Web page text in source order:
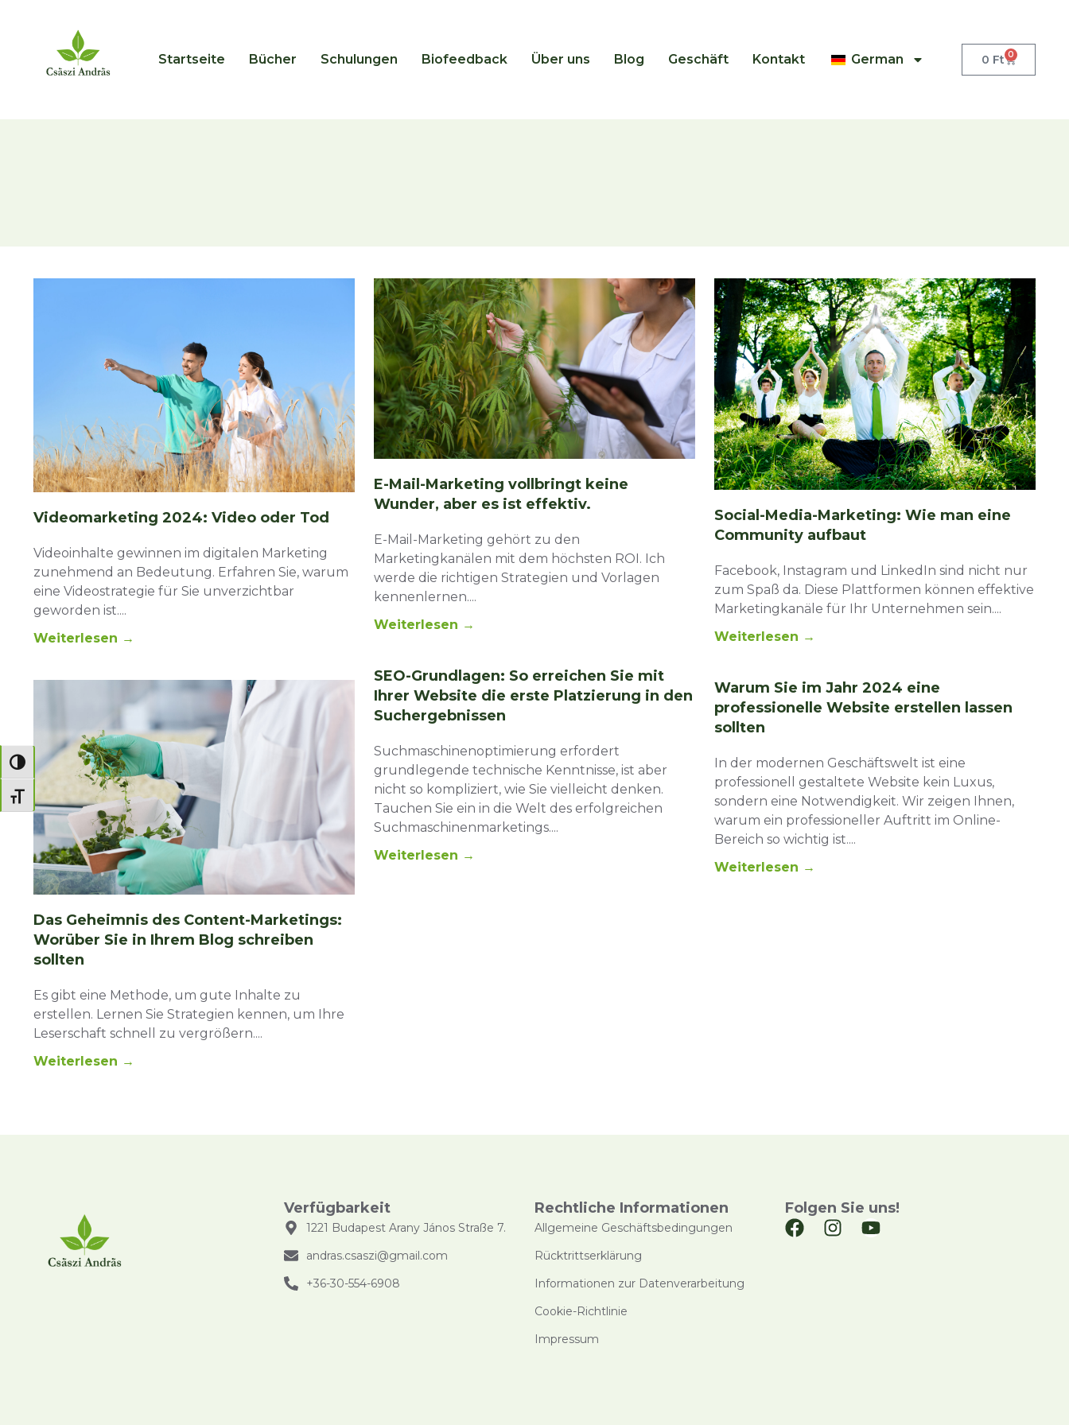
Umschalten auf hohe Kontraste
Schrift vergrößern
Startseite Bücher Schulungen Biofeedback Über uns Blog Geschäft Kontakt German 0 Ft 0
Videomarketing 2024: Video oder Tod
Videoinhalte gewinnen im digitalen Marketing
zunehmend an Bedeutung. Erfahren Sie, warum
eine Videostrategie für Sie unverzichtbar
geworden ist.
Weiterlesen →
E-Mail-Marketing vollbringt keine
Wunder, aber es ist effektiv.
E-Mail-Marketing gehört zu den
Marketingkanälen mit dem höchsten ROI. Ich
werde die richtigen Strategien und Vorlagen
kennenlernen.
Weiterlesen →
Social-Media-Marketing: Wie man eine
Community aufbaut
Facebook, Instagram und LinkedIn sind nicht nur
zum Spaß da. Diese Plattformen können effektive
Marketingkanäle für Ihr Unternehmen sein.
Weiterlesen →
Das Geheimnis des Content-Marketings:
Worüber Sie in Ihrem Blog schreiben
sollten
Es gibt eine Methode, um gute Inhalte zu
erstellen. Lernen Sie Strategien kennen, um Ihre
Leserschaft schnell zu vergrößern.
Weiterlesen →
SEO-Grundlagen: So erreichen Sie mit
Ihrer Website die erste Platzierung in den
Suchergebnissen
Suchmaschinenoptimierung erfordert
grundlegende technische Kenntnisse, ist aber
nicht so kompliziert, wie Sie vielleicht denken.
Tauchen Sie ein in die Welt des erfolgreichen
Suchmaschinenmarketings.
Weiterlesen →
Warum Sie im Jahr 2024 eine
professionelle Website erstellen lassen
sollten
In der modernen Geschäftswelt ist eine
professionell gestaltete Website kein Luxus,
sondern eine Notwendigkeit. Wir zeigen Ihnen,
warum ein professioneller Auftritt im Online-
Bereich so wichtig ist.
Weiterlesen →
Verfügbarkeit
1221 Budapest Arany János Straße 7.
andras.csaszi@gmail.com
+36-30-554-6908
Rechtliche Informationen
Allgemeine Geschäftsbedingungen
Rücktrittserklärung
Informationen zur Datenverarbeitung
Cookie-Richtlinie
Impressum
Folgen Sie uns!